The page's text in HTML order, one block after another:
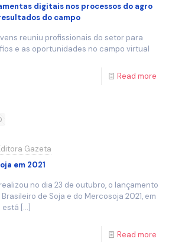
digitais nos processos do agro
do campo
reuniu profissionais do setor para
e as oportunidades no campo virtual
Read more
Gazeta
em 2021
no dia 23 de outubro, o lançamento
de Soja e do Mercosoja 2021, em
está […]
Read more